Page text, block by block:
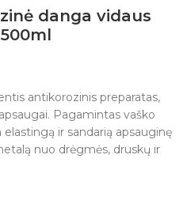
danga vidaus
antikorozinis preparatas,
Pagamintas vaško
ir sandarią apsauginę
nuo drėgmės, druskų ir